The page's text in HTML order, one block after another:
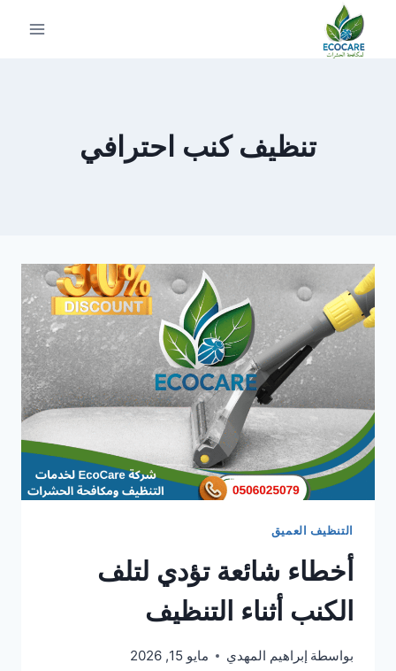
التجاوز
تنظيف كنب احترافي
التنظيف العميق
أخطاء شائعة تؤدي لتلف
الكنب أثناء التنظيف
بواسطة إبراهيم المهدي مايو 15, 2026